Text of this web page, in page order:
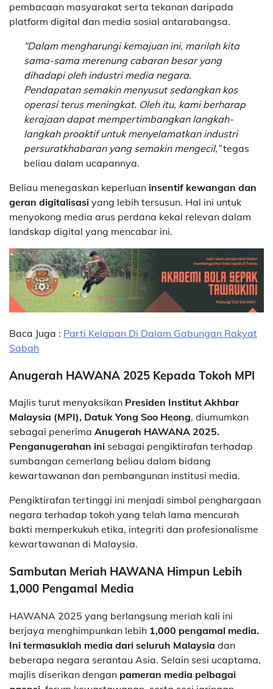
pembacaan masyarakat serta tekanan daripada
platform digital dan media sosial antarabangsa.
“Dalam mengharungi kemajuan ini, marilah kita
sama-sama merenung cabaran besar yang
dihadapi oleh industri media negara.
Pendapatan semakin menyusut sedangkan kos
operasi terus meningkat. Oleh itu, kami berharap
kerajaan dapat mempertimbangkan langkah-
langkah proaktif untuk menyelamatkan industri
persuratkhabaran yang semakin mengecil,”tegas
beliau dalam ucapannya.
Beliau menegaskan keperluan insentif kewangan dan
geran digitalisasi yang lebih tersusun. Hal ini untuk
menyokong media arus perdana kekal relevan dalam
landskap digital yang mencabar ini.
Baca Juga : Parti Kelapan Di Dalam Gabungan Rakyat
Sabah
Anugerah HAWANA 2025 Kepada Tokoh MPI
Majlis turut menyaksikan Presiden Institut Akhbar
Malaysia (MPI), Datuk Yong Soo Heong, diumumkan
sebagai penerima Anugerah HAWANA 2025.
Penganugerahan ini sebagai pengiktirafan terhadap
sumbangan cemerlang beliau dalam bidang
kewartawanan dan pembangunan institusi media.
Pengiktirafan tertinggi ini menjadi simbol penghargaan
negara terhadap tokoh yang telah lama mencurah
bakti memperkukuh etika, integriti dan profesionalisme
kewartawanan di Malaysia.
Sambutan Meriah HAWANA Himpun Lebih
1,000 Pengamal Media
HAWANA 2025 yang berlangsung meriah kali ini
berjaya menghimpunkan lebih 1,000 pengamal media.
Ini termasuklah media dari seluruh Malaysia dan
beberapa negara serantau Asia. Selain sesi ucaptama,
majlis diserikan dengan pameran media pelbagai